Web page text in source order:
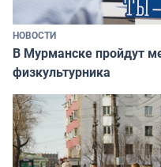
НОВОСТИ
В Мурманске пройдут
физкультурника